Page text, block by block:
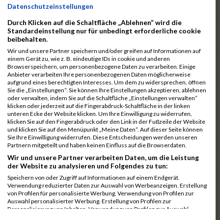
11084 Robles Santolalla Rb
11052
Lauterbach Rb
00:41:08.1
11005
Fuchs Rb
00:41:09.2
11088
Ruff Rb
00:41:12.6
10988
Dauerer Rb
00:41:47.4
10987
Burkl Rb
00:42:27.9
11119
Welzenbach Rb
00:42:28.2
11073
Olbrich Rb
00:42:36.7
11019
Haasler Rb
00:42:50.6
11053
Lederer Rb
00:42:57.3
11103
Seuling Rb
00:43:13.1
11026
Heidbrecht Rb
00:44:21.7
10969
Babac Rb
00:44:39.9
10993
Dönek Rb
00:45:42.1
Datenschutzeinstellungen
Durch Klicken auf die Schaltfläche „Ablehnen“ wird die
Standardeinstellung nur für unbedingt erforderliche cookie
beibehalten.
Wir und unsere Partner speichern und/oder greifen auf Informationen auf
einem Gerät zu, wie z. B. eindeutige IDs in cookie und anderen
Browserspeichern, um personenbezogene Daten zu verarbeiten. Einige
Anbieter verarbeiten Ihre personenbezogenen Daten möglicherweise
aufgrund eines berechtigten Interesses. Um dem zu widersprechen, öffnen
Sie die „Einstellungen“. Sie können Ihre Einstellungen akzeptieren, ablehnen
oder verwalten, indem Sie auf die Schaltfläche „Einstellungen verwalten“
klicken oder jederzeit auf die Fingerabdruck-Schaltfläche in der linken
unteren Ecke der Website klicken. Um Ihre Einwilligung zu widerrufen,
klicken Sie auf den Fingerabdruck oder den Link in der Fußzeile der Website
und klicken Sie auf den Menüpunkt „Meine Daten“. Auf dieser Seite können
Sie Ihre Einwilligung widerrufen. Diese Entscheidungen werden unseren
Partnern mitgeteilt und haben keinen Einfluss auf die Browserdaten.
Wir und unsere Partner verarbeiten Daten, um die Leistung
der Website zu analysieren und Folgendes zu tun:
Speichern von oder Zugriff auf Informationen auf einem Endgerät.
Verwendung reduzierter Daten zur Auswahl von Werbeanzeigen. Erstellung
von Profilen für personalisierte Werbung. Verwendung von Profilen zur
Auswahl personalisierter Werbung. Erstellung von Profilen zur
Personalisierung von Inhalten. Verwendung von Profilen zur Auswahl